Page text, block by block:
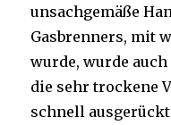
unsachgemäße
Gasbrenners, mit
wurde, wurde
die sehr trockene
schnell